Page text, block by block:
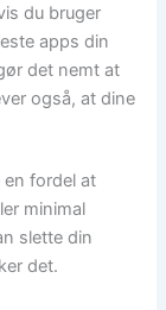
du bruger
apps din
det nemt at
også, at dine
fordel at
minimal
slette din
det.